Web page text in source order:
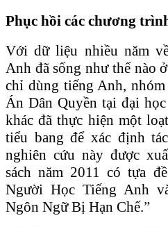
Phục hồi các chương
Với dữ liệu nhiều năm
Anh đã sống như thế nào
chỉ dùng tiếng Anh,
Án Dân Quyền tại đại
khác đã thực hiện một
tiểu bang để xác định
nghiên cứu này được
sách năm 2011 có tựa
Người Học Tiếng Anh
Ngôn Ngữ Bị Hạn Chế.”